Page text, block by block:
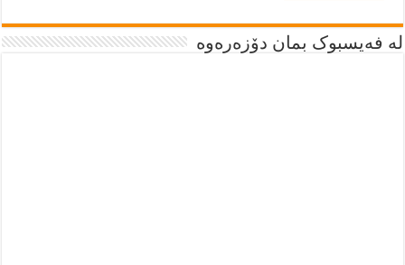
لە فەیسبوک بمان دۆزەرەوە